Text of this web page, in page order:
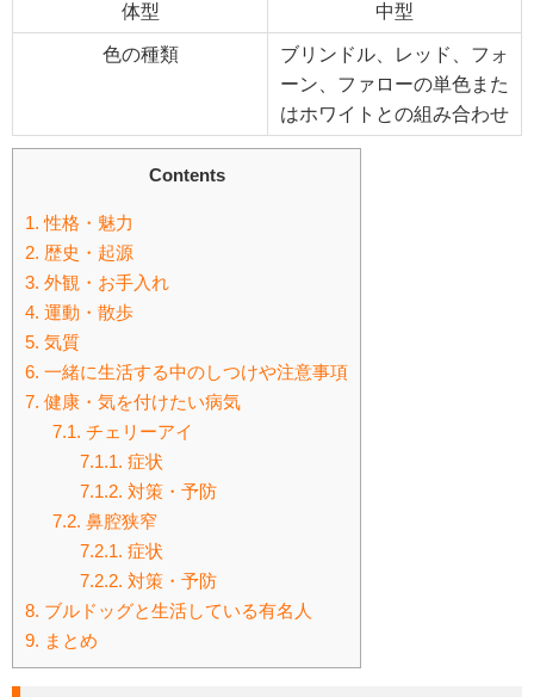
体型 中型
色の種類
ブリンドル、レッド、フォ
ーン、ファローの単色また
はホワイトとの組み合わせ
Contents
1. 性格・魅力
2. 歴史・起源
3. 外観・お手入れ
4. 運動・散歩
5. 気質
6. 一緒に生活する中のしつけや注意事項
7. 健康・気を付けたい病気
7.1. チェリーアイ
7.1.1. 症状
7.1.2. 対策・予防
7.2. 鼻腔狭窄
7.2.1. 症状
7.2.2. 対策・予防
8. ブルドッグと生活している有名人
9. まとめ